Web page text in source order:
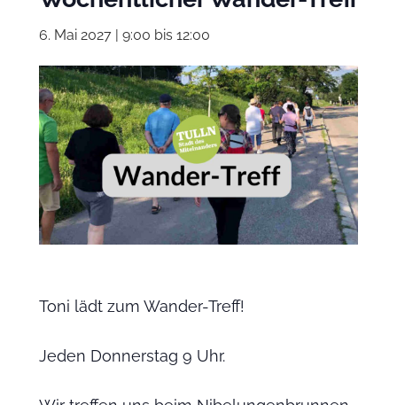
6. Mai 2027 | 9:00 bis 12:00
Toni lädt zum Wander-Treff!
Jeden Donnerstag 9 Uhr.